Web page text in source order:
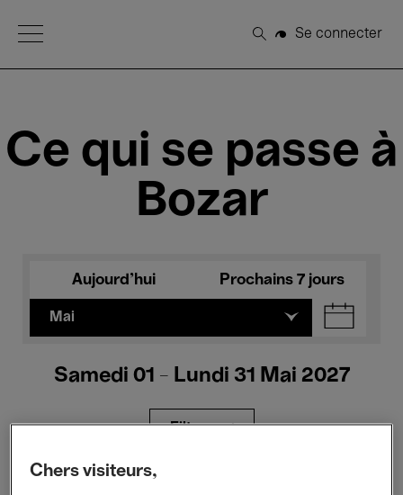
Open Menu
Rechercher
Se connecter
Ce qui se passe à
Bozar
Aujourd'hui Prochains 7 jours
Mai
Samedi 01 - Lundi 31 Mai 2027
Filtres
Chers visiteurs,